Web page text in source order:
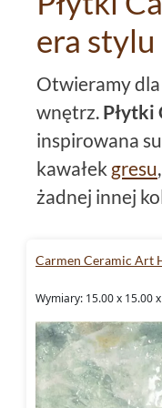
era stylu
Otwieramy
wnętrz. Płytki
inspirowana
kawałek gresu
żadnej innej
twórczą
dużych
charakteru.
Carmen Ceramic Art
Wymiary: 15.00 x 15.00